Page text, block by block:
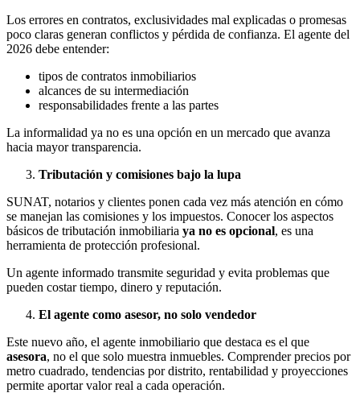
Los errores en contratos, exclusividades mal explicadas o promesas
poco claras generan conflictos y pérdida de confianza. El agente del
2026 debe entender:
tipos de contratos inmobiliarios
alcances de su intermediación
responsabilidades frente a las partes
La informalidad ya no es una opción en un mercado que avanza
hacia mayor transparencia.
Tributación y comisiones bajo la lupa
SUNAT, notarios y clientes ponen cada vez más atención en cómo
se manejan las comisiones y los impuestos. Conocer los aspectos
básicos de tributación inmobiliaria ya no es opcional, es una
herramienta de protección profesional.
Un agente informado transmite seguridad y evita problemas que
pueden costar tiempo, dinero y reputación.
El agente como asesor, no solo vendedor
Este nuevo año, el agente inmobiliario que destaca es el que
asesora, no el que solo muestra inmuebles. Comprender precios por
metro cuadrado, tendencias por distrito, rentabilidad y proyecciones
permite aportar valor real a cada operación.